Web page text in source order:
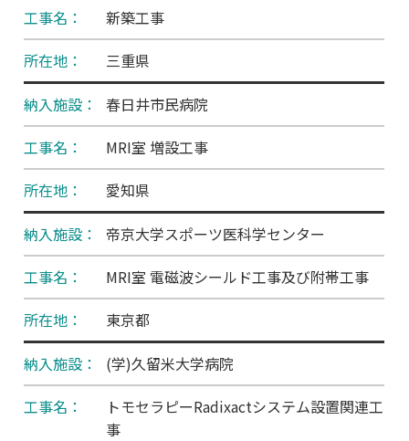
新築工事
三重県
春日井市民病院
MRI室 増設工事
愛知県
帝京大学スポーツ医科学センター
MRI室 電磁波シールド工事及び附帯工事
東京都
(学)久留米大学病院
トモセラピーRadixactシステム設置関連工
事